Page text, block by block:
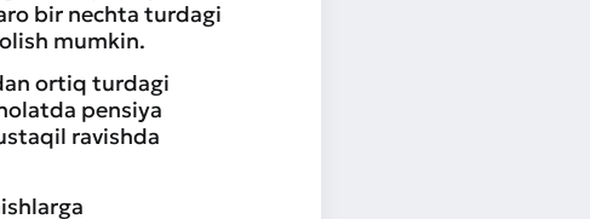
bir nechta turdagi
mumkin.
ortiq turdagi
pensiya
ravishda